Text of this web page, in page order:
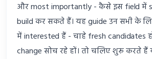
और most importantly - कैसे इस field में
build कर सकते हैं। यह guide उन सभी के
में interested हैं - चाहे fresh candidates
change सोच रहे हों। तो चलिए शुरू करते